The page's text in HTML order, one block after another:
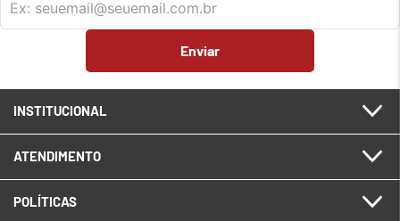
Enviar
INSTITUCIONAL
ATENDIMENTO
POLÍTICAS